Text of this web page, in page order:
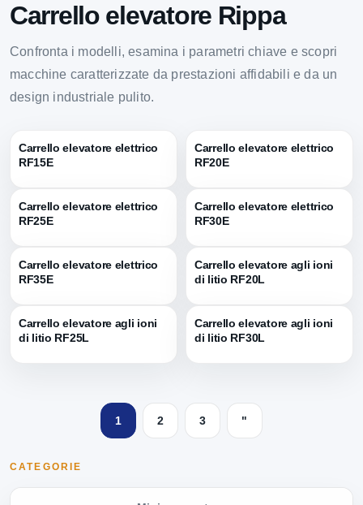
Carrello elevatore Rippa
Confronta i modelli, esamina i parametri chiave e scopri
macchine caratterizzate da prestazioni affidabili e da un
design industriale pulito.
CATEGORIE
Carrello elevatore elettrico
RF15E
Carrello elevatore elettrico
RF20E
Carrello elevatore elettrico
RF25E
Carrello elevatore elettrico
RF30E
Carrello elevatore elettrico
RF35E
Carrello elevatore agli ioni
di litio RF20L
Carrello elevatore agli ioni
di litio RF25L
Carrello elevatore agli ioni
di litio RF30L
1 2 3 "